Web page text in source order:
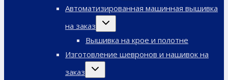
Автоматизированная машинная вышивка
на заказ
Переключить
дочернее
Вышивка на крое и полотне
Изготовление шевронов и нашивок на
заказ
Переключить
дочернее